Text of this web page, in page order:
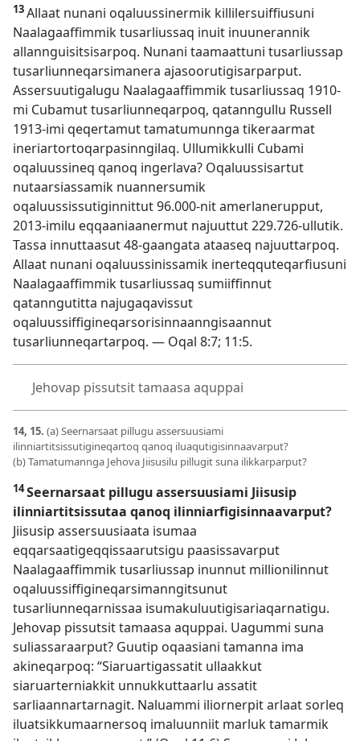
13Allaat nunani oqaluussinermik killilersuiffiusuni
Naalagaaffimmik tusarliussaq inuit inuunerannik
allannguisitsisarpoq. Nunani taamaattuni tusarliussap
tusarliunneqarsimanera ajasoorutigisarparput.
Assersuutigalugu Naalagaaffimmik tusarliussaq 1910-
mi Cubamut tusarliunneqarpoq, qatanngullu Russell
1913-imi qeqertamut tamatumunnga tikeraarmat
ineriartortoqarpasinngilaq. Ullumikkulli Cubami
oqaluussineq qanoq ingerlava? Oqaluussisartut
nutaarsiassamik nuannersumik
oqaluussissutiginnittut 96.000-nit amerlanerupput,
2013-imilu eqqaaniaanermut najuuttut 229.726-ullutik.
Tassa innuttaasut 48-gaangata ataaseq najuuttarpoq.
Allaat nunani oqaluussinissamik inerteqquteqarfiusuni
Naalagaaffimmik tusarliussaq sumiiffinnut
qatanngutitta najugaqavissut
oqaluussiffigineqarsorisinnaanngisaannut
tusarliunneqartarpoq. — Oqal 8:7; 11:5.
Jehovap pissutsit tamaasa aquppai
14, 15. (a) Seernarsaat pillugu assersuusiami
ilinniartitsissutigineqartoq qanoq iluaqutigisinnaavarput?
(b) Tamatumannga Jehova Jiisusilu pillugit suna ilikkarparput?
14Seernarsaat pillugu assersuusiami Jiisusip
ilinniartitsissutaa qanoq ilinniarfigisinnaavarput?
Jiisusip assersuusiaata isumaa
eqqarsaatigeqqissaarutsigu paasissavarput
Naalagaaffimmik tusarliussap inunnut millionilinnut
oqaluussiffigineqarsimanngitsunut
tusarliunneqarnissaa isumakuluutigisariaqarnatigu.
Jehovap pissutsit tamaasa aquppai. Uagummi suna
suliassaraarput? Guutip oqaasiani tamanna ima
akineqarpoq: “Siaruartigassatit ullaakkut
siaruarterniakkit unnukkuttaarlu assatit
sarliaannartarnagit. Naluammi iliornerpit arlaat sorleq
iluatsikkumaarnersoq imaluunniit marluk tamarmik